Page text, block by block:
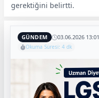
gerektiğini belirtti.
GÜNDEM 03.06.2026 13:01
Okuma Süresi: 4 dk